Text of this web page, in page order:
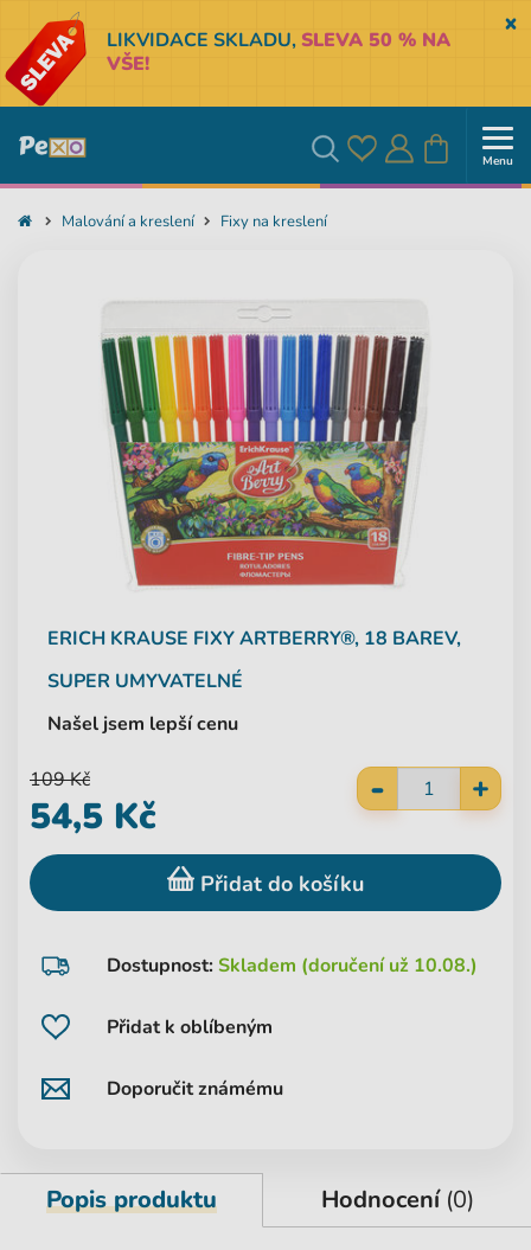
LIKVIDACE SKLADU,SLEVA 50 % NA
VŠE!
Vyhledávání
OblíbenéPřihlásit
Košík Menu
Malování a kreslení Fixy na kreslení
ERICH KRAUSE FIXY ARTBERRY®, 18 BAREV,
SUPER UMYVATELNÉ
Našel jsem lepší cenu
Přidat k oblíbeným
Doporučit známému
Dostupnost:Skladem (doručení už 10.08.)
- +
109 Kč
54,5 Kč
Přidat do košíku
Popis produktu Hodnocení (0)